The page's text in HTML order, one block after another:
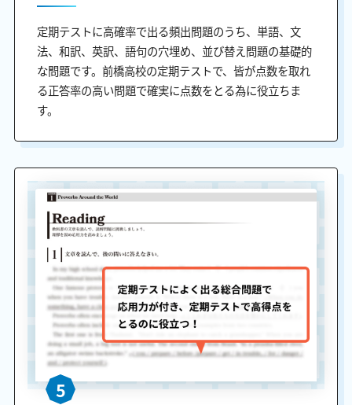
定期テストに高確率で出る頻出問題のうち、単語、文
法、和訳、英訳、語句の穴埋め、並び替え問題の基礎的
な問題です。前橋高校の定期テストで、皆が点数を取れ
る正答率の高い問題で確実に点数をとる為に役立ちま
す。
5